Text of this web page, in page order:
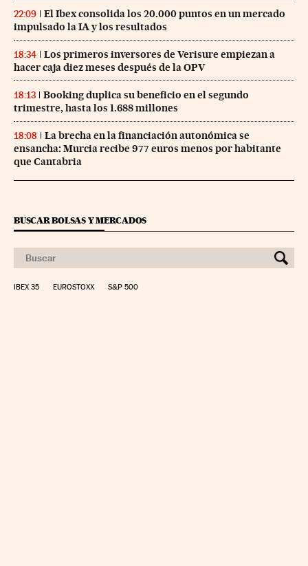
22:09
El Ibex consolida los 20.000 puntos en un mercado
impulsado la IA y los resultados
18:34
Los primeros inversores de Verisure empiezan a
hacer caja diez meses después de la OPV
18:13
Booking duplica su beneficio en el segundo
trimestre, hasta los 1.688 millones
18:08
La brecha en la financiación autonómica se
ensancha: Murcia recibe 977 euros menos por habitante
que Cantabria
BUSCAR BOLSAS Y MERCADOS
IBEX 35 EUROSTOXX S&P 500